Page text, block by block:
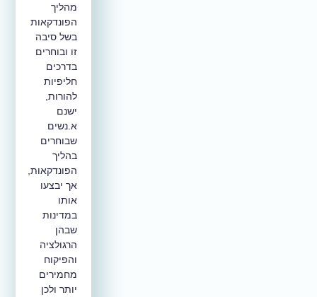
מהליך
הפונדקאות
בשל סיבה
זו ובוחרים
בדרכים
חליפיות
להורות,
ישנם
א.נשים
שבוחרים
בהליך
הפונדקאות,
אך יבצעו
אותו
במדינות
שבהן
הרגולציה
והפיקוח
מחמירים
יותר ולכן